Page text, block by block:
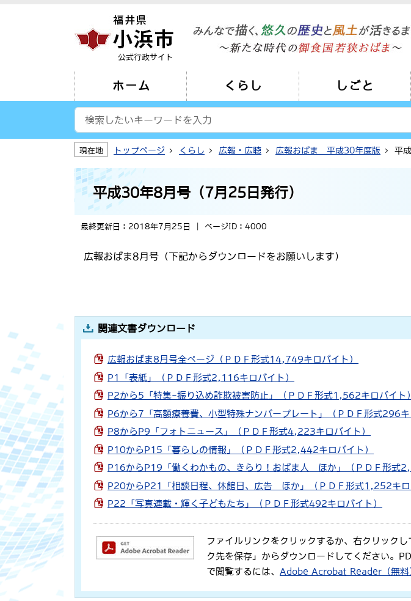
公式行政サイト
ホーム くらし しごと
現在地 トップページ くらし 広報・広聴 広報おばま 平成30年度版 平
平成30年8月号（7月25日発行）
最終更新日：2018年7月25日 ページID：4000
広報おばま8月号（下記からダウンロードをお願いします）
関連文書ダウンロード
広報おばま8月号全ページ（ＰＤＦ形式14,749キロバイト）
P1「表紙」（ＰＤＦ形式2,116キロバイト）
P2から5「特集-振り込め詐欺被害防止」（ＰＤＦ形式1,562キロバイト）
P6から7「高額療養費、小型特殊ナンバープレート」（ＰＤＦ形式296キ
P8からP9「フォトニュース」（ＰＤＦ形式4,223キロバイト）
P10からP15「暮らしの情報」（ＰＤＦ形式2,442キロバイト）
P16からP19「働くわかもの、きらり！おばま人 ほか」（ＰＤＦ形式
P20からP21「相談日程、休館日、広告 ほか」（ＰＤＦ形式1,252キロ
P22「写真連載・輝く子どもたち」（ＰＤＦ形式492キロバイト）
ファイルリンクをクリックするか、右クリック
ク先を保存」からダウンロードしてください。
で閲覧するには、 Adobe Acrobat Reader（無料